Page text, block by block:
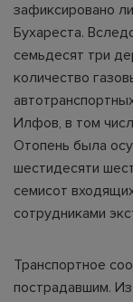
зафиксировано
Бухареста.
семьдесят три
количество
Илфов, в том
Отопень была
шестидесяти
семисот
сотрудниками
Транспортное
пострадавшим.